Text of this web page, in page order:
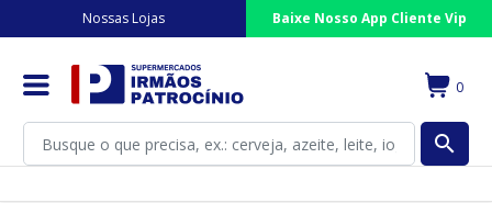
Nossas Lojas Baixe Nosso App Cliente Vip
0
search